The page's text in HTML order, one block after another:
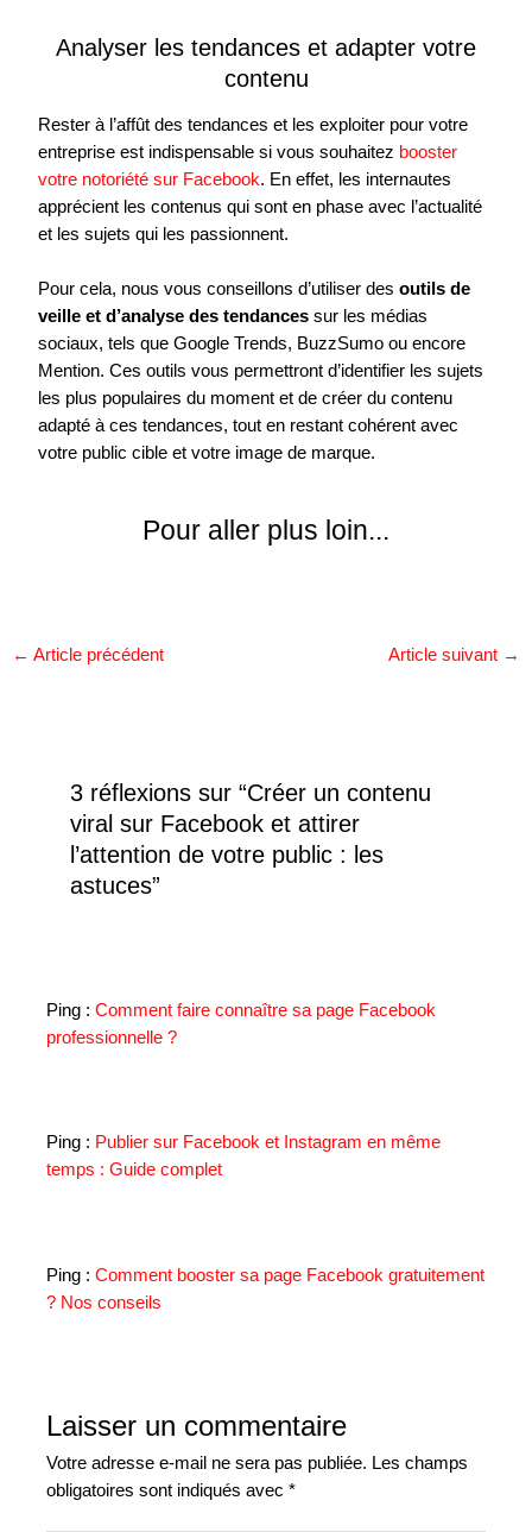
Analyser les tendances et adapter votre
contenu
Rester à l’affût des tendances et les exploiter pour votre
entreprise est indispensable si vous souhaitez booster
votre notoriété sur Facebook. En effet, les internautes
apprécient les contenus qui sont en phase avec l’actualité
et les sujets qui les passionnent.
Pour cela, nous vous conseillons d’utiliser desoutils de
veille et d’analyse des tendances sur les médias
sociaux, tels que Google Trends, BuzzSumo ou encore
Mention. Ces outils vous permettront d’identifier les sujets
les plus populaires du moment et de créer du contenu
adapté à ces tendances, tout en restant cohérent avec
votre public cible et votre image de marque.
Pour aller plus loin...
← Article précédent Article suivant →
3 réflexions sur “Créer un contenu
viral sur Facebook et attirer
l’attention de votre public : les
astuces”
Ping :Comment faire connaître sa page Facebook
professionnelle ?
Ping : Publier sur Facebook et Instagram en même
temps : Guide complet
Ping :Comment booster sa page Facebook gratuitement
? Nos conseils
Laisser un commentaire
Votre adresse e-mail ne sera pas publiée. Les champs
obligatoires sont indiqués avec*